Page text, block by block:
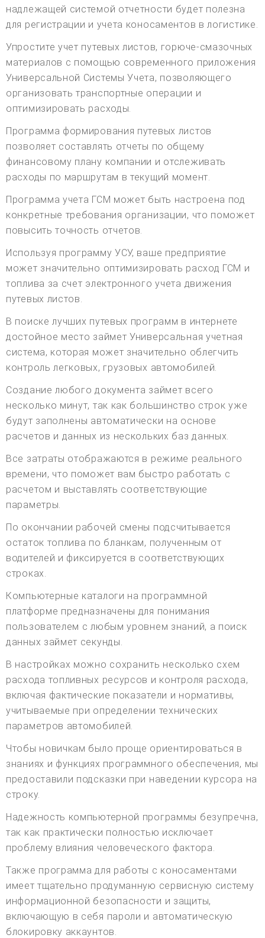
надлежащей системой отчетности будет полезна
для регистрации и учета коносаментов в логистике.
Упростите учет путевых листов, горюче-смазочных
материалов с помощью современного приложения
Универсальной Системы Учета, позволяющего
организовать транспортные операции и
оптимизировать расходы.
Программа формирования путевых листов
позволяет составлять отчеты по общему
финансовому плану компании и отслеживать
расходы по маршрутам в текущий момент.
Программа учета ГСМ может быть настроена под
конкретные требования организации, что поможет
повысить точность отчетов.
Используя программу УСУ, ваше предприятие
может значительно оптимизировать расход ГСМ и
топлива за счет электронного учета движения
путевых листов.
В поиске лучших путевых программ в интернете
достойное место займет Универсальная учетная
система, которая может значительно облегчить
контроль легковых, грузовых автомобилей.
Создание любого документа займет всего
несколько минут, так как большинство строк уже
будут заполнены автоматически на основе
расчетов и данных из нескольких баз данных.
Все затраты отображаются в режиме реального
времени, что поможет вам быстро работать с
расчетом и выставлять соответствующие
параметры.
По окончании рабочей смены подсчитывается
остаток топлива по бланкам, полученным от
водителей и фиксируется в соответствующих
строках.
Компьютерные каталоги на программной
платформе предназначены для понимания
пользователем с любым уровнем знаний, а поиск
данных займет секунды.
В настройках можно сохранить несколько схем
расхода топливных ресурсов и контроля расхода,
включая фактические показатели и нормативы,
учитываемые при определении технических
параметров автомобилей.
Чтобы новичкам было проще ориентироваться в
знаниях и функциях программного обеспечения, мы
предоставили подсказки при наведении курсора на
строку.
Надежность компьютерной программы безупречна,
так как практически полностью исключает
проблему влияния человеческого фактора.
Также программа для работы с коносаментами
имеет тщательно продуманную сервисную систему
информационной безопасности и защиты,
включающую в себя пароли и автоматическую
блокировку аккаунтов.